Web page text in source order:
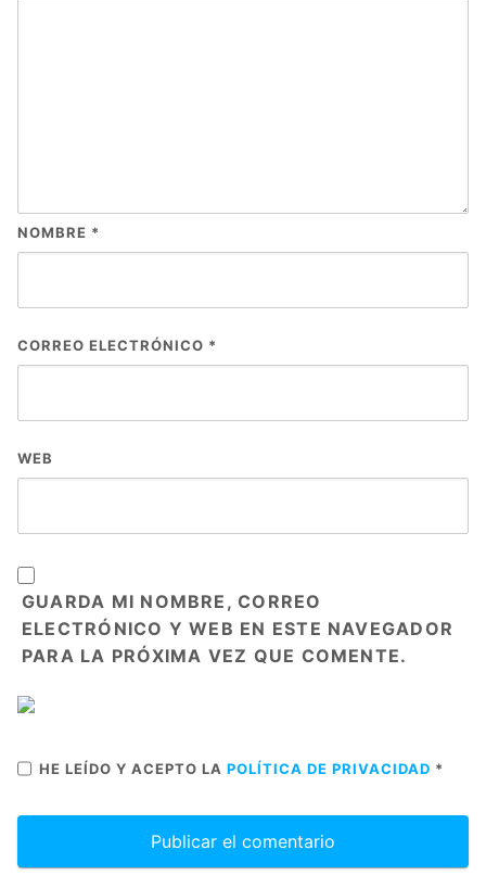
NOMBRE *
CORREO ELECTRÓNICO *
WEB
GUARDA MI NOMBRE, CORREO
ELECTRÓNICO Y WEB EN ESTE NAVEGADOR
PARA LA PRÓXIMA VEZ QUE COMENTE.
HE LEÍDO Y ACEPTO LA POLÍTICA DE PRIVACIDAD *